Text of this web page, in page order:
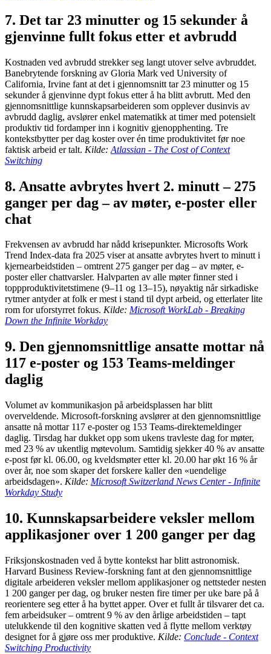
7. Det tar 23 minutter og 15 sekunder å
gjenvinne fullt fokus etter et avbrudd
Kostnaden ved avbrudd strekker seg langt utover selve avbruddet.
Banebrytende forskning av Gloria Mark ved University of
California, Irvine fant at det i gjennomsnitt tar 23 minutter og 15
sekunder å gjenvinne dypt fokus etter å ha blitt avbrutt. Med den
gjennomsnittlige kunnskapsarbeideren som opplever dusinvis av
avbrudd daglig, avslører enkel matematikk at timer med potensielt
produktiv tid fordamper inn i kognitiv gjenopphenting. Tre
kontekstbytter per dag koster over én time produktivitet før noe
faktisk arbeid er talt. Kilde: Atlassian - The Cost of Context
Switching
8. Ansatte avbrytes hvert 2. minutt – 275
ganger per dag – av møter, e-poster eller
chat
Frekvensen av avbrudd har nådd krisepunkter. Microsofts Work
Trend Index-data fra 2025 viser at ansatte avbrytes hvert to minutt i
kjernearbeidstiden – omtrent 275 ganger per dag – av møter, e-
poster eller chattvarsler. Halvparten av alle møter finner sted i
toppproduktivitetstimene (9–11 og 13–15), nøyaktig når sirkadiske
rytmer antyder at folk er mest i stand til dypt arbeid, og etterlater lite
rom for uforstyrret fokus. Kilde: Microsoft WorkLab - Breaking
Down the Infinite Workday
9. Den gjennomsnittlige ansatte mottar nå
117 e-poster og 153 Teams-meldinger
daglig
Volumet av kommunikasjon på arbeidsplassen har blitt
overveldende. Microsoft-forskning avslører at den gjennomsnittlige
ansatte nå mottar 117 e-poster og 153 Teams-direktemeldinger
daglig. Tirsdag har dukket opp som ukens travleste dag for møter,
med 23 % av ukentlig møtevolum. Samtidig sjekker 40 % av ansatte
e-post før kl. 06.00, og kveldsmøter etter kl. 20.00 har økt 16 % år
over år, noe som skaper det forskere kaller den «uendelige
arbeidsdagen». Kilde: Microsoft Switzerland News Center - Infinite
Workday Study
10. Kunnskapsarbeidere veksler mellom
applikasjoner over 1 200 ganger per dag
Friksjonskostnaden ved å bytte kontekst har blitt astronomisk.
Harvard Business Review-forskning fant at den gjennomsnittlige
digitale arbeideren veksler mellom applikasjoner og nettsteder nesten
1 200 ganger per dag, og bruker nesten fire timer per uke bare på å
reorientere seg etter å ha byttet apper. Over et fullt år tilsvarer det ca.
fem arbeidsuker – omtrent 9 % av den årlige arbeidstiden – tapt
utelukkende til den kognitive skatten ved å flytte mellom verktøy
designet for å gjøre oss mer produktive. Kilde: Conclude - Context
Switching Productivity